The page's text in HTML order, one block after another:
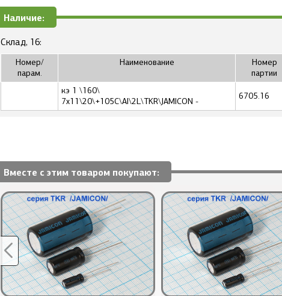
Наличие:
Склад, 16:
Номер/
парам.
Наименование
Номер
партии
кэ 1 \160\
7x11\20\+105C\Al\2L\TKR\JAMICON -
6705.16
Вместе с этим товаром покупают: